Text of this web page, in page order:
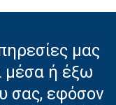
μας
μέσα ή έξω
σας, εφόσον